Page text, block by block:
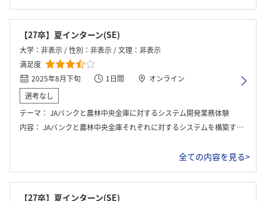
【27卒】夏インターン(SE)
大学：非表示 / 性別：非表示 / 文理：非表示
満足度
2025年8月下旬
1日間
オンライン
選考なし
テーマ： JAバンクと農林中央金庫に対するシステム開発業務体験
内容： JAバンクと農林中央金庫それぞれに対するシステムを構築するまでの各工程ごとの業務体験をした。また最終的にはプレゼンを行い、それに対する社員からフィードバックを受けとった。
全ての内容を見る>
【27卒】夏インターン(SE)